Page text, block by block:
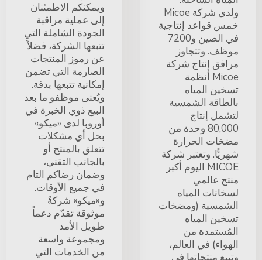
ولدى شركة Micoe
خمس قواعد إنتاجية
في الصين و7200
موظف. وتتجاوز
مرافق إنتاج شركة
Micoe أنظمة
تسخين المياه
بالطاقة الشمسية
لتشمل إنتاج
80,000 وحدة من
مضخات الحرارة
شهريًّا. وتعتبر شركة
MICOE اليوم أكبر
منتج عالمي
لسخانات المياه
الشمسية (ومضخات
تسخين المياه
المُستمدة من
الهواء) في العالم،
ويمكنكم الاطمئنان
إلى عملية مراقبة
الجودة الشاملة التي
تتبعها الشركة، فضلاً
عن رموز المنتجات
الصارمة التي تضمن
إمكانية تتبعها بدقة.
ويُعنى موظفو ما بعد
البيع ذوي الخبرة في
أوروبا لدى «ميكو»
بحل أي مشكلات
تتعلق بالمنتج أو
بالجانب التقني،
وضمان رضاكم التام
في جميع الأوقات.
و«ميكو» شركةٌ
موثوقة تقدّم دعماً
طويل الأمد
ومجموعة واسعة
من الخدمات التي